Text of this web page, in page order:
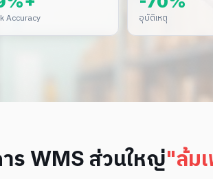
Accuracy อุบัติเหตุ
าร WMS ส่วนใหญ่"ล้ม